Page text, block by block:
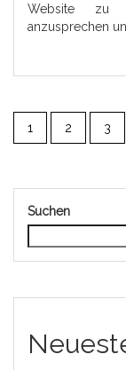
Website zu
anzusprechen
1 2 3
Suchen